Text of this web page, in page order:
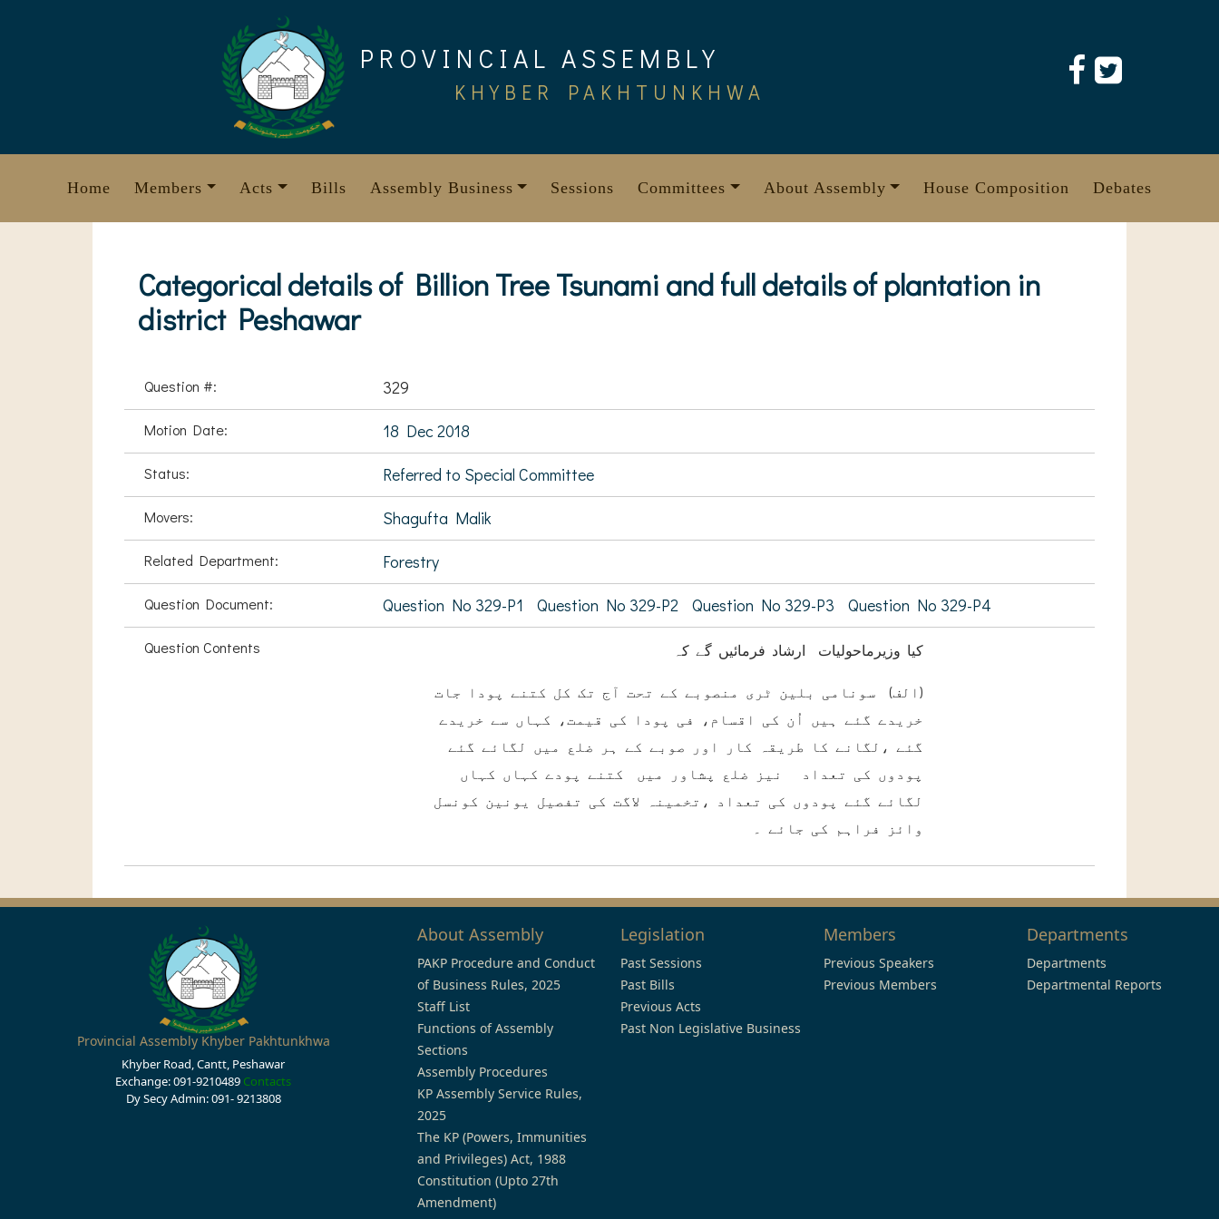
PROVINCIAL ASSEMBLY
KHYBER PAKHTUNKHWA
Home Members Acts Bills Assembly Business Sessions Committees About Assembly House Composition Debates
Categorical details of Billion Tree Tsunami and full details of plantation in
district Peshawar
Question #: 329
Motion Date: 18 Dec 2018
Status: Referred to Special Committee
Movers: Shagufta Malik
Related Department: Forestry
Question Document: Question No 329-P1 Question No 329-P2 Question No 329-P3 Question No 329-P4
Question Contents کیا وزیرماحولیات ارشاد فرمائیں گے کہ
(الف) سونامی بلین ٹری منصوبے کے تحت آج تک کل کتنے پودا جات
خریدے گئے ہیں اُن کی اقسام، فی پودا کی قیمت، کہاں سے خریدے
گئے ،لگانے کا طریقہ کار اور صوبے کے ہر ضلع میں لگائے گئے
پودوں کی تعداد نیز ضلع پشاور میں کتنے پودے کہاں کہاں
لگائے گئے پودوں کی تعداد ،تخمینہ لاگت کی تفصیل یونین کونسل
وائز فراہم کی جائے ۔
Provincial Assembly Khyber Pakhtunkhwa
Khyber Road, Cantt, Peshawar
Exchange: 091-9210489 Contacts
Dy Secy Admin: 091- 9213808
About Assembly
PAKP Procedure and Conduct
of Business Rules, 2025
Staff List
Functions of Assembly
Sections
Assembly Procedures
KP Assembly Service Rules,
2025
The KP (Powers, Immunities
and Privileges) Act, 1988
Constitution (Upto 27th
Amendment)
Legislation
Past Sessions
Past Bills
Previous Acts
Past Non Legislative Business
Members
Previous Speakers
Previous Members
Departments
Departments
Departmental Reports